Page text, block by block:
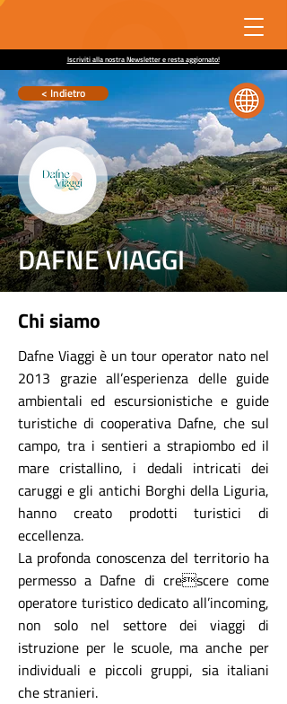
Iscriviti alla nostra Newsletter e resta aggiornato!
< Indietro
DAFNE VIAGGI
Chi siamo
Dafne Viaggi è un tour operator nato nel
2013 grazie all’esperienza delle guide
ambientali ed escursionistiche e guide
turistiche di cooperativa Dafne, che sul
campo, tra i sentieri a strapiombo ed il
mare cristallino, i dedali intricati dei
caruggi e gli antichi Borghi della Liguria,
hanno creato prodotti turistici di
eccellenza.
La profonda conoscenza del territorio ha
permesso a Dafne di crescere come
operatore turistico dedicato all’incoming,
non solo nel settore dei viaggi di
istruzione per le scuole, ma anche per
individuali e piccoli gruppi, sia italiani
che stranieri.